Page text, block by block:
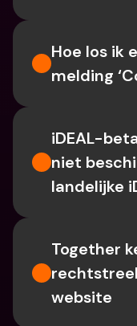
Hoe los ik
melding
iDEAL-
niet
landelijke
Together
website